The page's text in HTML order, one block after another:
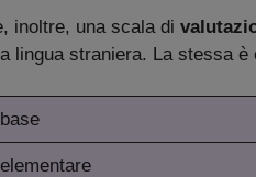
inoltre, una scala di
lingua straniera. La stessa è